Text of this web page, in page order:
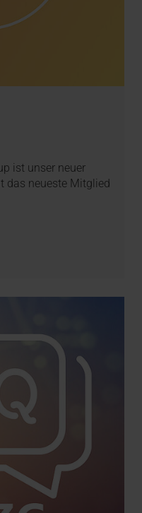
ist unser neuer
das neueste Mitglied